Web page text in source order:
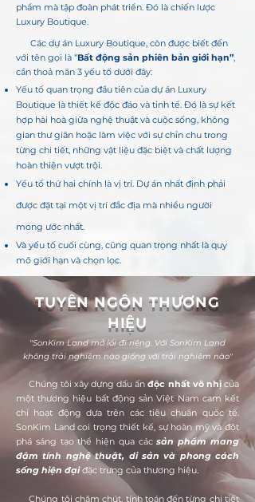
phẩm mà tập đoàn phát triển. Đó là chiến lược
Luxury Boutique.
Các dự án Luxury Boutique, còn được biết đến
với tên gọi là “Bất động sản phiên bản giới hạn”,
cần thoả mãn 3 yếu tố dưới đây:
Yếu tố quan trọng đầu tiên của dự án Luxury
Boutique là thiết kế độc đáo và tinh tế. Đó là sự kết
hợp hài hoà giữa nghệ thuật và cuộc sống, không
gian thư giãn hoặc làm việc với sự chỉn chu trong
từng chi tiết, những vật liệu đặc biệt và chất lượng
hoàn thiện vượt trội.
Yếu tố thứ hai chính là vị trí. Dự án nhất định phải
được đặt tại một vị trí đắc địa mà nhiều người
mong ước nhất.
Và yếu tố cuối cùng, cũng quan trọng nhất là quy
mô giới hạn và chọn lọc.
TUYÊN NGÔN THƯƠNG
HIỆU
"SonKim Land mở lối đi riêng. Với SonKim Land
không trải nghiệm nào giống với trải nghiệm nào"
Chúng tôi xây dựng dấu ấnđộc nhất vô nhịcủa
một thương hiệu bất động sản Việt Nam cam kết
chỉ hoạt động dựa trên các tiêu chuẩn quốc tế.
SonKim Land coi trọng thiết kế, sự hoàn mỹ và đột
phá sáng tạo thể hiện qua cácsản phẩm mang
đậm tính nghệ thuật, di sản và phong cách
sống hiện đạiđặc trưng của thương hiệu.
Chúng tôi chăm chút, tính toán đến từng chi tiết